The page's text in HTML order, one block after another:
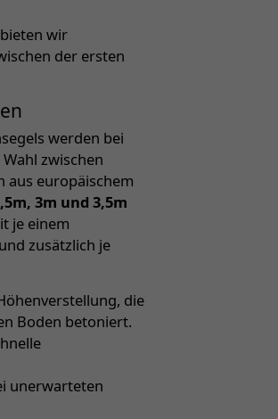
wir
der ersten
werden bei
zwischen
aus europäischem
3m und 3,5m
je einem
zusätzlich je
die
Boden betoniert.
unerwarteten